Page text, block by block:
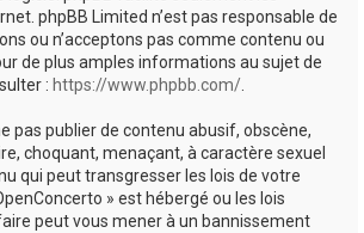
phpBB Limited n’est pas responsable de
ou n’acceptons pas comme contenu ou
de plus amples informations au sujet de
: https://www.phpbb.com/.
pas publier de contenu abusif, obscène,
choquant, menaçant, à caractère sexuel
qui peut transgresser les lois de votre
» est hébergé ou les lois
peut vous mener à un bannissement